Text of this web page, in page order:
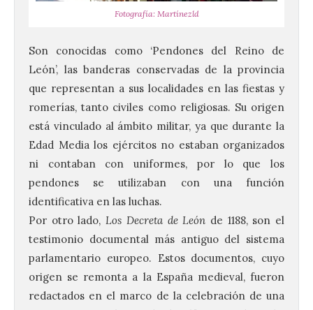
Fotografía: Martínezld
Son conocidas como ‘Pendones del Reino de
León’, las banderas conservadas de la provincia
que representan a sus localidades en las fiestas y
romerías, tanto civiles como religiosas. Su origen
está vinculado al ámbito militar, ya que durante la
Edad Media los ejércitos no estaban organizados
ni contaban con uniformes, por lo que los
pendones se utilizaban con una función
identificativa en las luchas.
Por otro lado,Los Decreta de León de 1188, son el
testimonio documental más antiguo del sistema
parlamentario europeo. Estos documentos, cuyo
origen se remonta a la España medieval, fueron
redactados en el marco de la celebración de una